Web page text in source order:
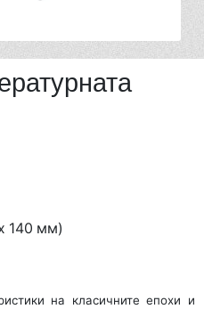
140 мм)
на класичните епохи и